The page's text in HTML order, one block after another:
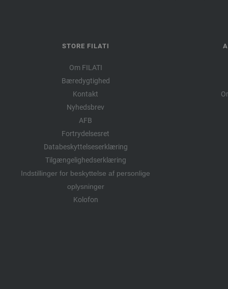
STORE FILATI
Om FILATI
Bæredygtighed
Kontakt
Nyhedsbrev
AFB
Fortrydelsesret
Databeskyttelseserklæring
Tilgængelighedserklæring
Indstillinger for beskyttelse af personlige
oplysninger
Kolofon